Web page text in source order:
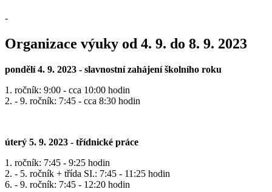
-
Organizace výuky od 4. 9. do 8. 9. 2023
pondělí 4. 9. 2023 - slavnostní zahájení školního roku
1. ročník: 9:00 - cca 10:00 hodin
2. - 9. ročník: 7:45 - cca 8:30 hodin
úterý 5. 9. 2023 - třídnické práce
1. ročník: 7:45 - 9:25 hodin
2. - 5. ročník + třída SI.: 7:45 - 11:25 hodin
6. - 9. ročník: 7:45 - 12:20 hodin